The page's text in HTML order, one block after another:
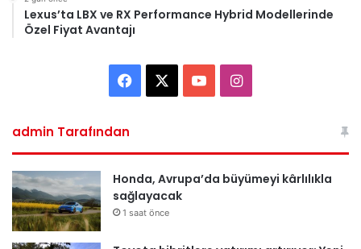
Lexus’ta LBX ve RX Performance Hybrid Modellerinde
Özel Fiyat Avantajı
Facebook YouTubeInstagram
admin Tarafından
Honda, Avrupa’da büyümeyi kârlılıkla
sağlayacak
1 saat önce